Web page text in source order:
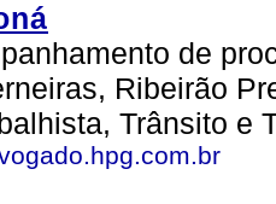
de
Ribeirão
Trânsito e